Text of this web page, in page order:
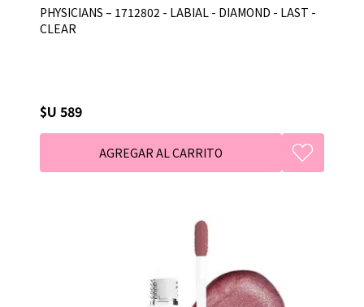
PHYSICIANS – 1712802 - LABIAL - DIAMOND - LAST -
CLEAR
$U 589